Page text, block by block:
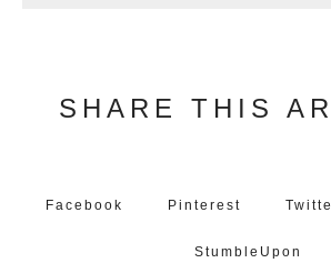
SHARE THIS
Facebook Pinterest
StumbleUpon